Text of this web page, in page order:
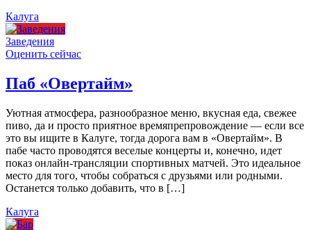
Калуга
Заведения
Оценить сейчас
Паб «Овертайм»
Уютная атмосфера, разнообразное меню, вкусная еда, свежее
пиво, да и просто приятное времяпрепровождение — если все
это вы ищите в Калуге, тогда дорога вам в «Овертайм». В
пабе часто проводятся веселые концерты и, конечно, идет
показ онлайн-трансляции спортивных матчей. Это идеальное
место для того, чтобы собраться с друзьями или родными.
Останется только добавить, что в […]
Калуга